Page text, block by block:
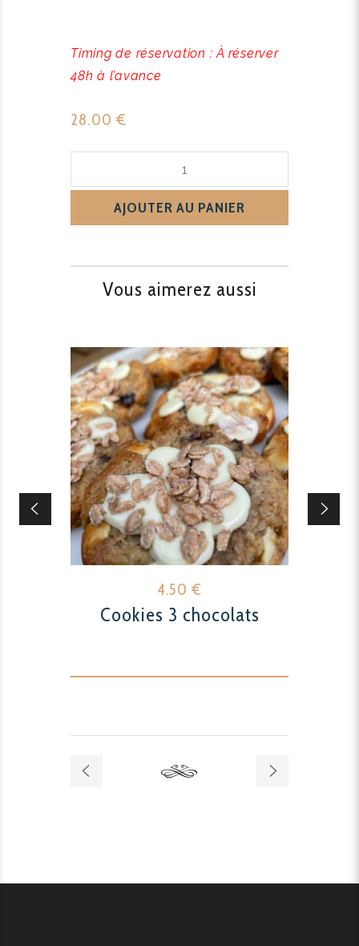
28.00 €
de
citron/pavot
AJOUTER AU PANIER
Timing de réservation : À réserver
48h à l’avance
Vous aimerez aussi
Cookies 3 chocolats
4.50 €